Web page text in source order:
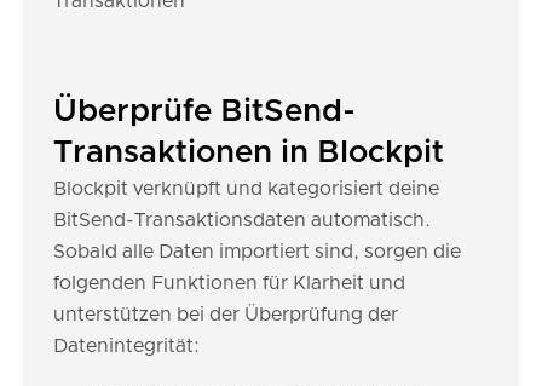
Überprüfe BitSend-
Transaktionen in Blockpit
Blockpit verknüpft und kategorisiert deine
BitSend-Transaktionsdaten automatisch.
Sobald alle Daten importiert sind, sorgen die
folgenden Funktionen für Klarheit und
unterstützen bei der Überprüfung der
Datenintegrität: